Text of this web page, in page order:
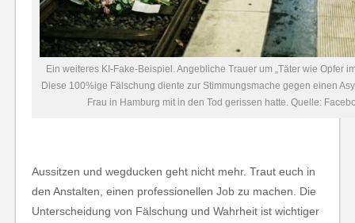
Ein weiteres KI-Fake-Beispiel. Angebliche Trauer um „Täter wie Opfer
Diese 100%ige Fälschung diente zur Stimmungsmache gegen einen
Frau in Hamburg mit in den Tod gerissen hatte. Quelle:
Aussitzen und wegducken geht nicht mehr. Traut euch in
den Anstalten, einen professionellen Job zu machen. Die
Unterscheidung von Fälschung und Wahrheit ist wichtiger